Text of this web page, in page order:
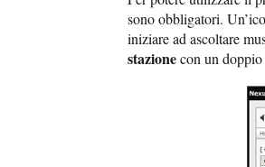
sono obbligatori.
iniziare ad ascoltare
stazionecon un